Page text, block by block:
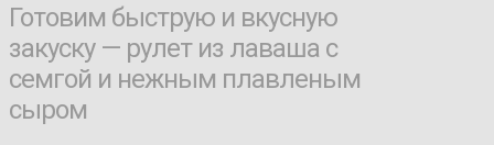
Готовим быструю и вкусную
закуску — рулет из лаваша с
семгой и нежным плавленым
сыром